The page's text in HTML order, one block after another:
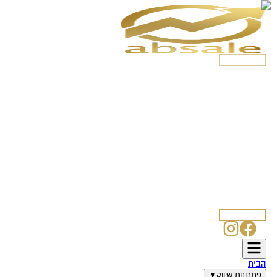
הבית
פתרונות שיווק ▼